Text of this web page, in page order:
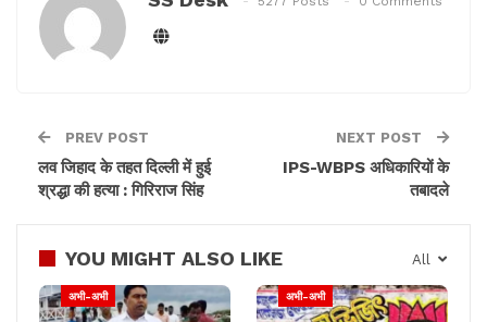
रहे हैं और पद नहीं छोड़ा है। अब कोर्ट कदम उठाएगा।
ग्रुप डी, ग्रुप सी, कक्षा नौवीं और दसवीं श्रेणी में ऐसे सैकड़ों लोगों
PREV POST
लव जिहाद के तहत दिल्ली में हुई
श्रद्धा की हत्या : गिरिराज सिंह
NEXT POST
IPS-WBPS अधिकारियों के
तबादले
All
YOU MIGHT ALSO LIKE
अभी-अभी अभी-अभी